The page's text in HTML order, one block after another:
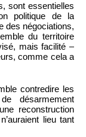
sont essentielles
politique de la
des négociations,
du territoire
mais facilité –
comme cela a
contredire les
désarmement
reconstruction
lieu tant